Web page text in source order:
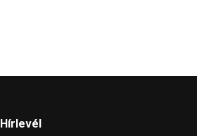
Hírlevél